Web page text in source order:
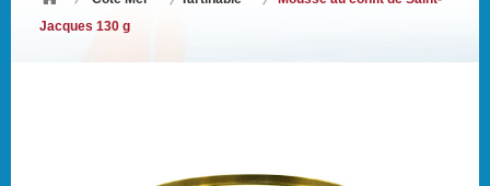
Jacques 130 g